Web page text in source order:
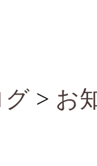
グ > お